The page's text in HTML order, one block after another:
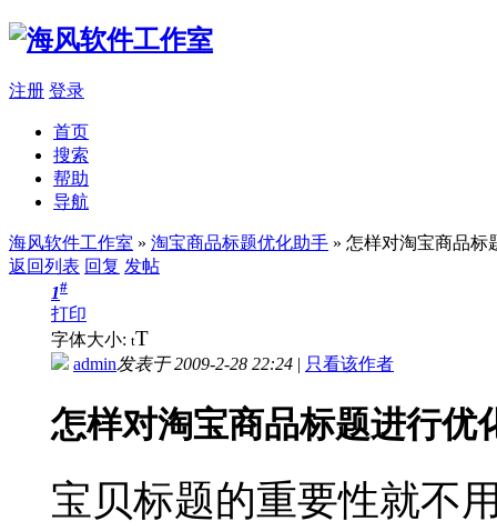
注册 登录
首页
搜索
帮助
导航
海风软件工作室 » 淘宝商品标题优化助手 » 怎样对淘宝商品标
返回列表 回复 发帖
1#
打印
字体大小: tT
admin发表于 2009-2-28 22:24 | 只看该作者
怎样对淘宝商品标题进行优
宝贝标题的重要性就不